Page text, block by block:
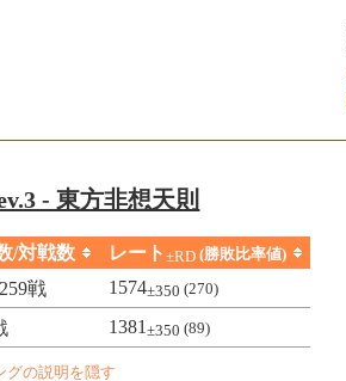
- 東方非想天則
/対戦数 レート±RD (勝敗比率値)
戦 1574±350 (270)
1381±350 (89)
グの説明を隠す